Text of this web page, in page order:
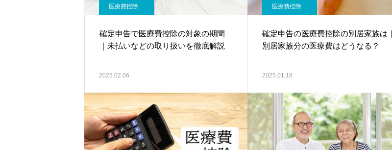
医療費控除
確定申告で医療費控除の対象の期間
｜未払いなどの取り扱いを徹底解説
2025.02.06
医療費控除
確定申告の医療費控除の別居家族は｜
別居家族分の医療費はどうなる？
2025.01.18